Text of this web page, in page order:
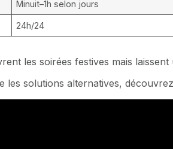
Minuit–1h selon jours
24h/24
les soirées festives mais
les solutions alternatives,